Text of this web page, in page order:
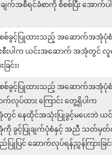
က်အစီရင်ခံစာကို စိစစ်ပြီး အောက်ပ
စ်ခွင့်ပြုထားသည့် အဆောက်အအုံပုံ
စီးပါက ယင်းအဆောက် အအုံတွင် လူ
ြင်း၊
စ်ခွင့်ပြုထားသည့် အဆောက်အအုံပုံ
ောက်လုပ်ထား ကြောင်း တွေ့ရှိပါက
နေထိုင်အသုံးပြုခွင့်မပေးဘဲ ယင်
ခွင့်ပြုချက်ပုံစံနှင့် အညီ သတ်မှ
ြုပြင် ဆောက်လုပ်ရန်ညွှန်ကြားခြင်